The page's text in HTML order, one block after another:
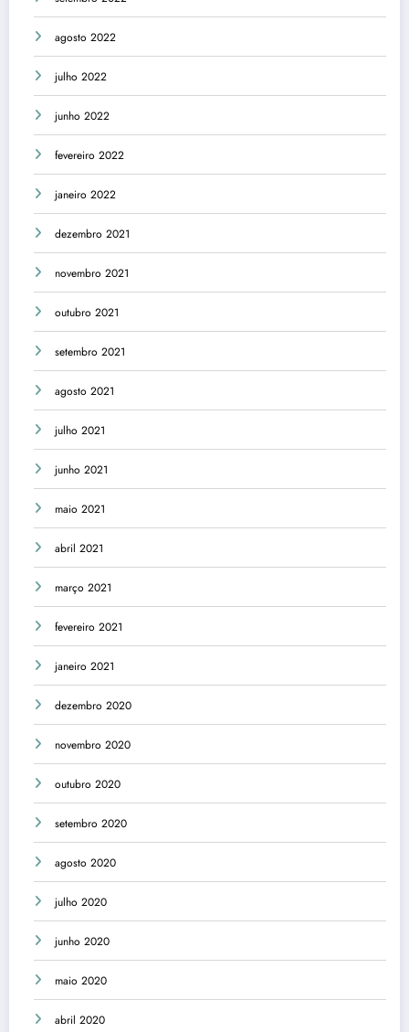
agosto 2022
julho 2022
junho 2022
fevereiro 2022
janeiro 2022
dezembro 2021
novembro 2021
outubro 2021
setembro 2021
agosto 2021
julho 2021
junho 2021
maio 2021
abril 2021
março 2021
fevereiro 2021
janeiro 2021
dezembro 2020
novembro 2020
outubro 2020
setembro 2020
agosto 2020
julho 2020
junho 2020
maio 2020
abril 2020